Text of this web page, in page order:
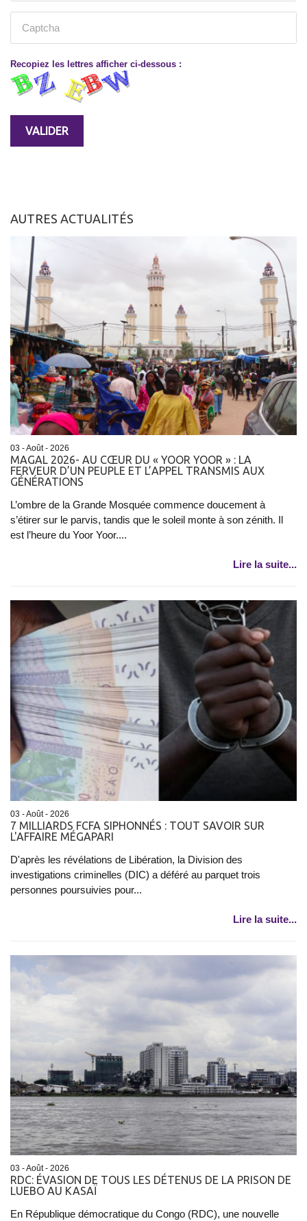
Recopiez les lettres afficher ci-dessous :
AUTRES ACTUALITÉS
03 - Août - 2026
MAGAL 2026- AU CŒUR DU « YOOR YOOR » : LA
FERVEUR D’UN PEUPLE ET L’APPEL TRANSMIS AUX
GÉNÉRATIONS
L’ombre de la Grande Mosquée commence doucement à
s’étirer sur le parvis, tandis que le soleil monte à son zénith. Il
est l’heure du Yoor Yoor....
Lire la suite...
03 - Août - 2026
7 MILLIARDS FCFA SIPHONNÉS : TOUT SAVOIR SUR
L'AFFAIRE MÉGAPARI
D'après les révélations de Libération, la Division des
investigations criminelles (DIC) a déféré au parquet trois
personnes poursuivies pour...
Lire la suite...
03 - Août - 2026
RDC: ÉVASION DE TOUS LES DÉTENUS DE LA PRISON DE
LUEBO AU KASAÏ
En République démocratique du Congo (RDC), une nouvelle